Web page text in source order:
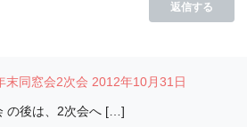
返信する
末同窓会2次会 2012年10月31日
の後は、2次会へ […]